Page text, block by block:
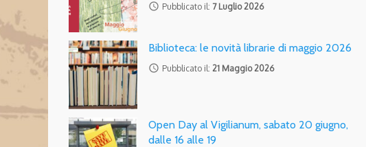
access_time Pubblicato il: 7 Luglio 2026
Biblioteca: le novità librarie di maggio 2026
access_time Pubblicato il: 21 Maggio 2026
Open Day al Vigilianum, sabato 20 giugno,
dalle 16 alle 19